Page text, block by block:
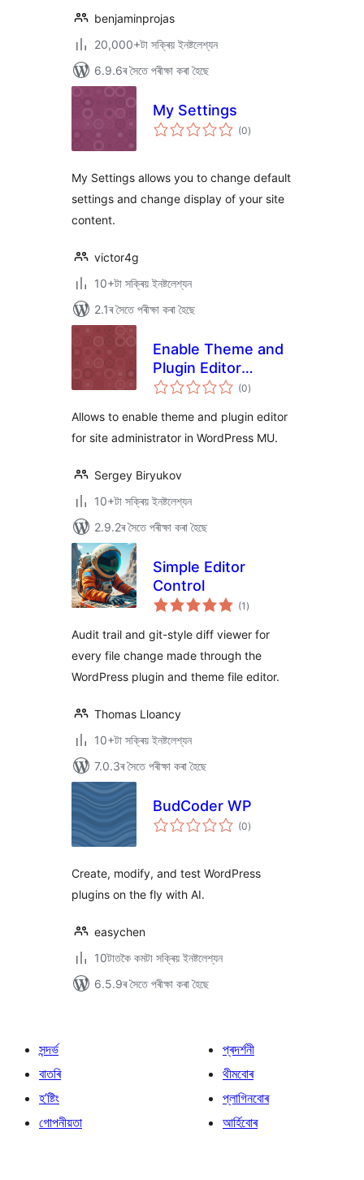
benjaminprojas
20,000+টা সক্ৰিয় ইনষ্টলেশ্যন
6.9.6ৰ সৈতে পৰীক্ষা কৰা হৈছে
My Settings
(0টা
মুঠ)
My Settings allows you to change default
settings and change display of your site
content.
victor4g
10+টা সক্ৰিয় ইনষ্টলেশ্যন
2.1ৰ সৈতে পৰীক্ষা কৰা হৈছে
Enable Theme and
Plugin Editor
(WPMU)
(0টা
মুঠ)
Allows to enable theme and plugin editor
for site administrator in WordPress MU.
Sergey Biryukov
10+টা সক্ৰিয় ইনষ্টলেশ্যন
2.9.2ৰ সৈতে পৰীক্ষা কৰা হৈছে
Simple Editor
Control
(1 টা
মুঠ)
Audit trail and git-style diff viewer for
every file change made through the
WordPress plugin and theme file editor.
Thomas Lloancy
10+টা সক্ৰিয় ইনষ্টলেশ্যন
7.0.3ৰ সৈতে পৰীক্ষা কৰা হৈছে
BudCoder WP
(0টা
মুঠ)
Create, modify, and test WordPress
plugins on the fly with AI.
easychen
10টাতকৈ কমটা সক্ৰিয় ইনষ্টলেশ্যন
6.5.9ৰ সৈতে পৰীক্ষা কৰা হৈছে
সন্দৰ্ভ
বাতৰি
হ’ষ্টিং
গোপনীয়তা
প্ৰদৰ্শনী
থীমবোৰ
প্লাগিনবোৰ
আৰ্হিবোৰ